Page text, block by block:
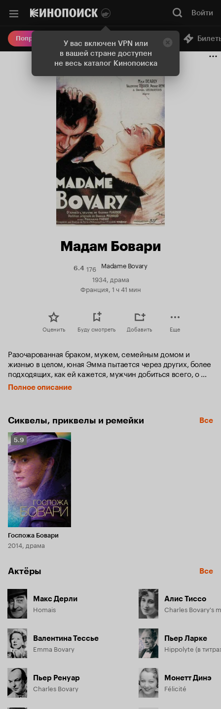
У вас включен VPN или
в вашей стране доступен
не весь каталог Кинопоиска
Войти
Попробовать Плюс Онлайн-кинотеатр
Мадам Бовари
6.4Рейтинг
Кинопоиска
176 Madame Bovary
1934, драма
Франция, 1 ч 41 мин
Оценить Буду смотреть Добавить Еще
Разочарованная браком, мужем, семейным домом и
жизнью в целом, юная Эмма пытается через других, более
подходящих, как ей кажется, мужчин добиться всего, о
чем она мечтала в детстве…
Полное описание
Сиквелы, приквелы и ремейки Все
Рейтинг
Кинопоиска
5.9
5.9
Госпожа Бовари
2014, драма
Актёры Все
Макс Дерли
Homais
Валентина Тессье
Emma Bovary
Пьер Ренуар
Charles Bovary
Алис Тиссо
Charles Bovary's
Пьер Ларке
Hippolyte (в
Монетт Динэ
Félicité